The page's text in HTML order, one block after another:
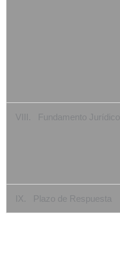
VIII. Fundamento Jurídico
IX. Plazo de Respuesta